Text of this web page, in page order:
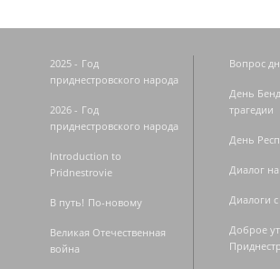
2025 - Год
приднестровского народа
2026 - Год
приднестровского народа
Introduction to
Pridnestrovie
В путь! По-новому
Великая Отечественная
война
Вопрос
День
трагедии
День
Диалог
Диалоги
Доброе